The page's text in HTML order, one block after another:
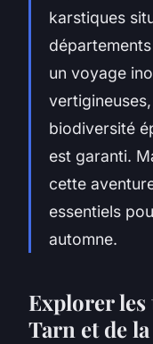
karstiques
un voyage
biodiversité
est garanti.
cette
essentiels
automne.
Explorer les
Tarn et de